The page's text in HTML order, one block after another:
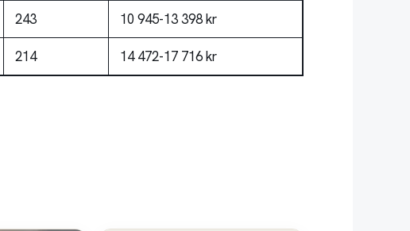
243 10 945-13 398 kr
214 14 472-17 716 kr